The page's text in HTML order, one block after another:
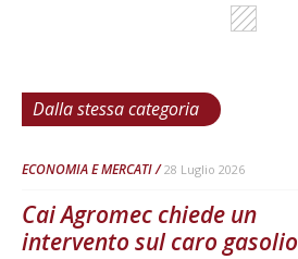
Dalla stessa categoria
ECONOMIA E MERCATI 28 Luglio 2026
Cai Agromec chiede un
intervento sul caro gasolio